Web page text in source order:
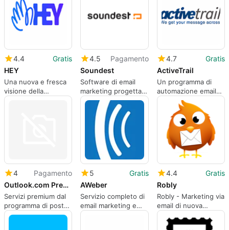
4.4
Gratis
HEY
Una nuova e fresca
visione della
gestione della posta
4.5
Pagamento
Soundest
Software di email
marketing progettato
per le esigenze
dell'e-commerce.
4.7
Gratis
ActiveTrail
Un programma di
automazione email
per aziende di tutte
le dimensioni.
4
Pagamento
Outlook.com Premium
Servizi premium dal
programma di posta
di Microsoft
5
Gratis
AWeber
Servizio completo di
email marketing e
analisi
4.4
Gratis
Robly
Robly - Marketing via
email di nuova
generazione